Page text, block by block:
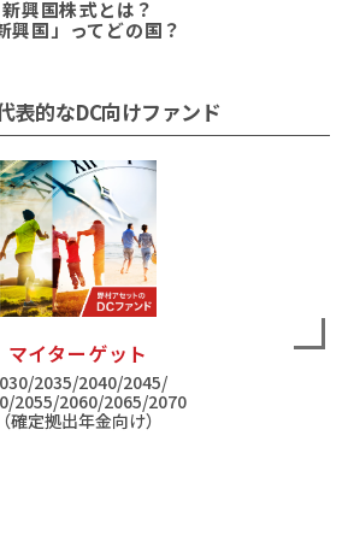
新興国株式とは？
興国」ってどの国？
表的なDC向けファンド
マイターゲット
2035/2040/2045/
2055/2060/2065/2070
（確定拠出年金向け）